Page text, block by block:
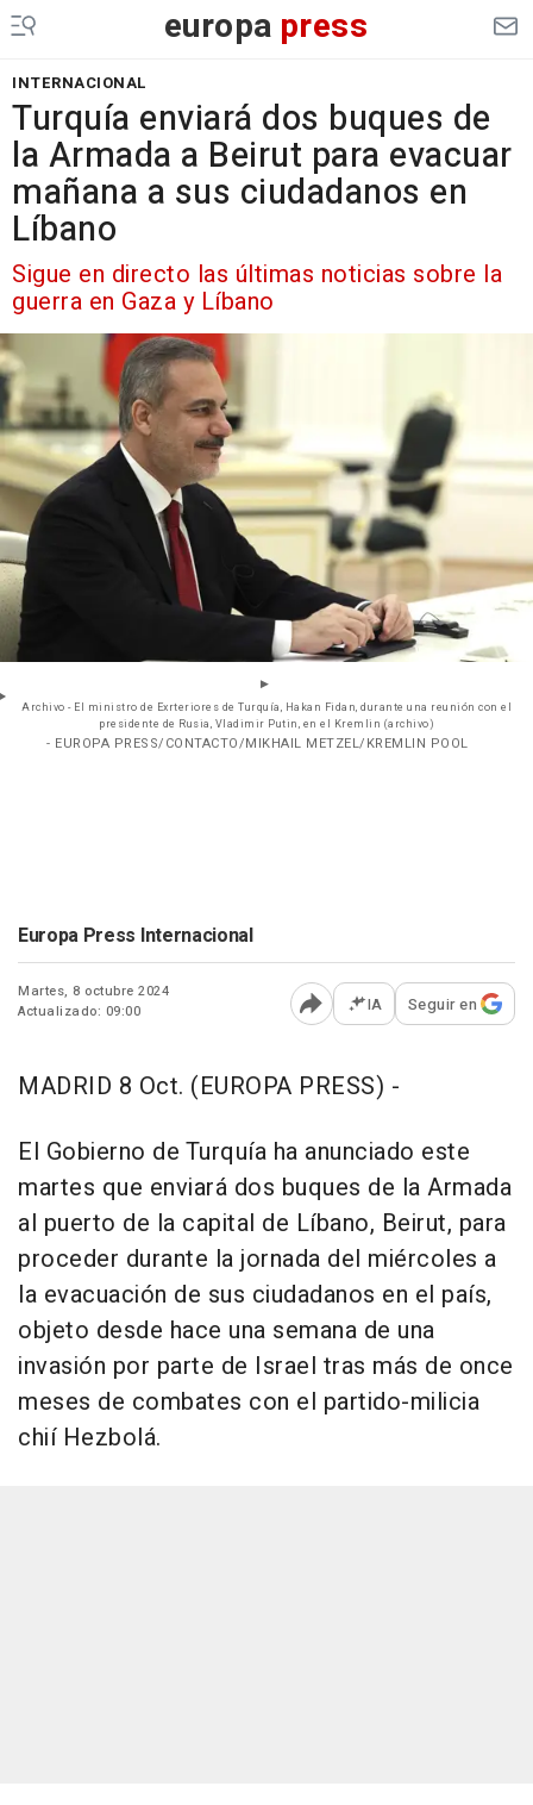
europa press
INTERNACIONAL
Turquía enviará dos buques de
la Armada a Beirut para evacuar
mañana a sus ciudadanos en
Líbano
Sigue en directo las últimas noticias sobre la
guerra en Gaza y Líbano
Archivo - El ministro de Exrteriores de Turquía, Hakan Fidan, durante una reunión con el
presidente de Rusia, Vladimir Putin, en el Kremlin (archivo)
- EUROPA PRESS/CONTACTO/MIKHAIL METZEL/KREMLIN POOL
Europa Press Internacional
Martes, 8 octubre 2024
Actualizado: 09:00
Abrir opciones para
IA Seguir en
MADRID 8 Oct. (EUROPA PRESS) -
El Gobierno de Turquía ha anunciado este
martes que enviará dos buques de la Armada
al puerto de la capital de Líbano, Beirut, para
proceder durante la jornada del miércoles a
la evacuación de sus ciudadanos en el país,
objeto desde hace una semana de una
invasión por parte de Israel tras más de once
meses de combates con el partido-milicia
chií Hezbolá.